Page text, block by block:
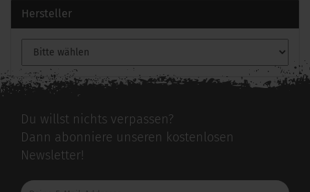
Hersteller
Du willst nichts verpassen?
Dann abonniere unseren kostenlosen
Newsletter!
Deine